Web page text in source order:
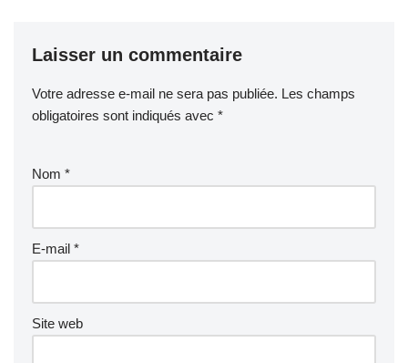
Laisser un commentaire
Votre adresse e-mail ne sera pas publiée. Les champs
obligatoires sont indiqués avec *
Nom *
E-mail *
Site web